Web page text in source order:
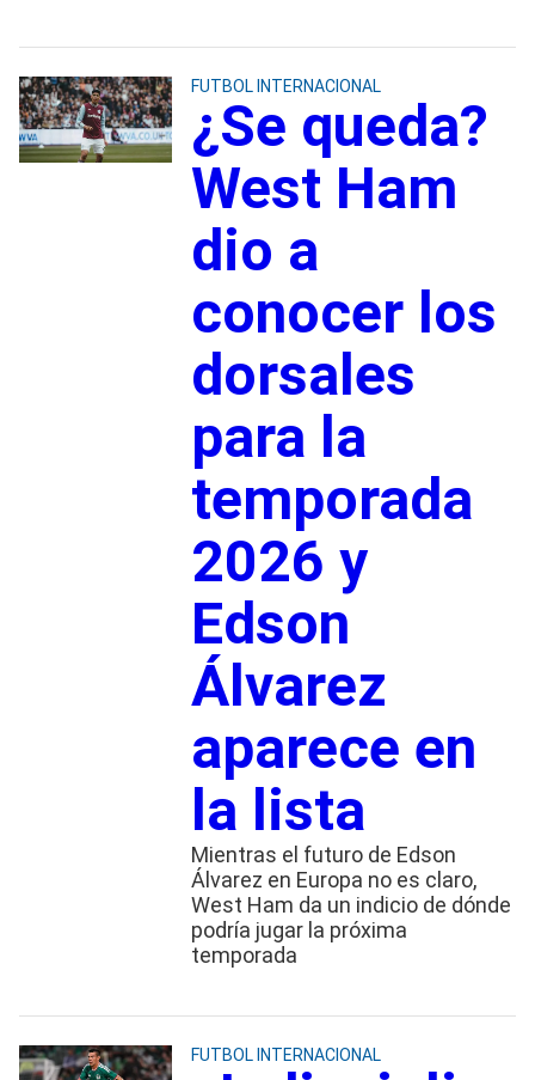
FUTBOL INTERNACIONAL
¿Se queda?
West Ham
dio a
conocer los
dorsales
para la
temporada
2026 y
Edson
Álvarez
aparece en
la lista
Mientras el futuro de Edson
Álvarez en Europa no es claro,
West Ham da un indicio de dónde
podría jugar la próxima
temporada
FUTBOL INTERNACIONAL